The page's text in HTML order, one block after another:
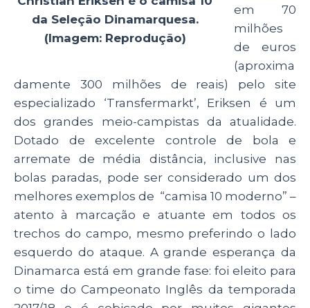
da Seleção Dinamarquesa.
(Imagem: Reprodução)
em 70
milhões
de euros
(aproxima
damente 300 milhões de reais) pelo site
especializado ‘Transfermarkt’, Eriksen é um
dos grandes meio-campistas da atualidade.
Dotado de excelente controle de bola e
arremate de média distância, inclusive nas
bolas paradas, pode ser considerado um dos
melhores exemplos de “camisa 10 moderno” –
atento à marcação e atuante em todos os
trechos do campo, mesmo preferindo o lado
esquerdo do ataque. A grande esperança da
Dinamarca está em grande fase: foi eleito para
o time do Campeonato Inglês da temporada